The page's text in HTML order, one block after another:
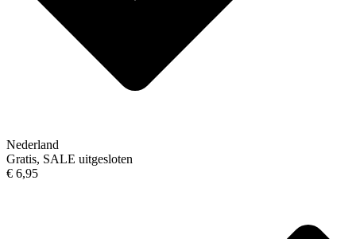
Nederland
Gratis, SALE uitgesloten
€ 6,95